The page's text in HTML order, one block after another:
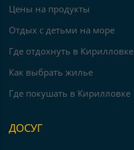
Цены на продукты
Отдых с детьми на море
Где отдохнуть в Кирилловке
Как выбрать жилье
Где покушать в Кирилловке
ДОСУГ